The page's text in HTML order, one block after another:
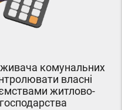
комунальних
власні
житлово-